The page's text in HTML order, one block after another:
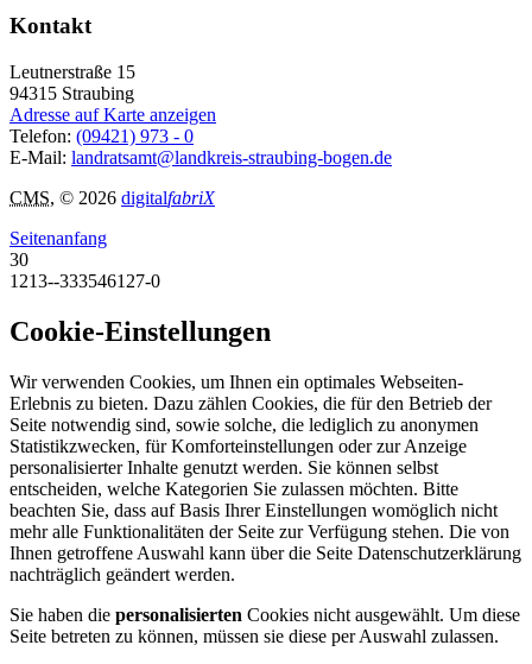
Kontakt
Leutnerstraße 15
94315 Straubing
Adresse auf Karte anzeigen
Telefon: (09421) 973 - 0
E-Mail: landratsamt@landkreis-straubing-bogen.de
CMS, © 2026 digitalfabriX
Seitenanfang
30
1213--333546127-0
Cookie-Einstellungen
Wir verwenden Cookies, um Ihnen ein optimales Webseiten-
Erlebnis zu bieten. Dazu zählen Cookies, die für den Betrieb der
Seite notwendig sind, sowie solche, die lediglich zu anonymen
Statistikzwecken, für Komforteinstellungen oder zur Anzeige
personalisierter Inhalte genutzt werden. Sie können selbst
entscheiden, welche Kategorien Sie zulassen möchten. Bitte
beachten Sie, dass auf Basis Ihrer Einstellungen womöglich nicht
mehr alle Funktionalitäten der Seite zur Verfügung stehen. Die von
Ihnen getroffene Auswahl kann über die Seite Datenschutzerklärung
nachträglich geändert werden.
Sie haben die personalisierten Cookies nicht ausgewählt. Um diese
Seite betreten zu können, müssen sie diese per Auswahl zulassen.